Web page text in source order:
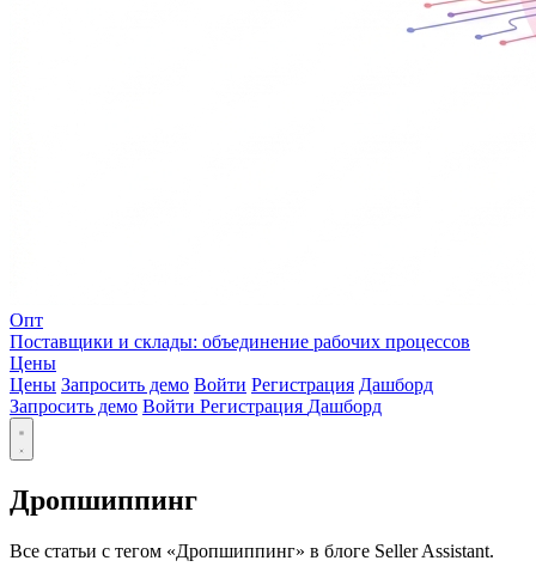
Опт
Поставщики и склады: объединение рабочих процессов
Цены
Цены Запросить демо Войти Регистрация Дашборд
Запросить демо Войти Регистрация Дашборд
Дропшиппинг
Все статьи с тегом «Дропшиппинг» в блоге Seller Assistant.